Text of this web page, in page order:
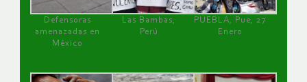
Defensoras
amenazadas en
México
Las Bambas,
Perú
PUEBLA, Pue, 27
Enero